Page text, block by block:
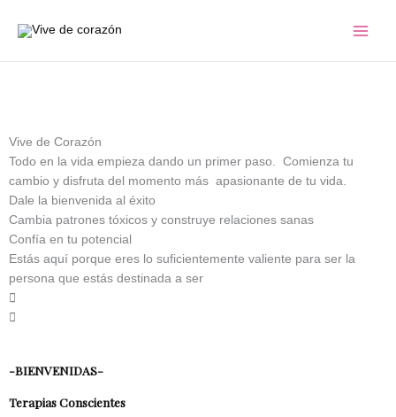
Vive de Corazón
Todo en la vida empieza dando un primer paso. Comienza tu
cambio y disfruta del momento más apasionante de tu vida.
Dale la bienvenida al éxito
Cambia patrones tóxicos y construye relaciones sanas
Confía en tu potencial
Estás aquí porque eres lo suficientemente valiente para ser la
persona que estás destinada a ser
-BIENVENIDAS-
Terapias Conscientes